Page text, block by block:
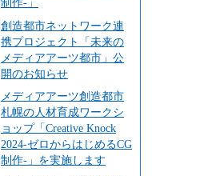
創造都市ネットワーク連
携プロジェクト「未来の
メディアアーツ都市」公
開のお知らせ
メディアアーツ創造都市
札幌の人材育成ワークシ
ョップ「Creative Knock
2024-ゼロからはじめるCG
制作-」を実施します